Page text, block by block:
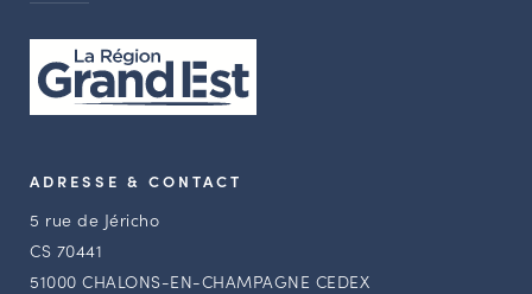
ADRESSE & CONTACT
5 rue de Jéricho
CS 70441
51000 CHALONS-EN-CHAMPAGNE CEDEX